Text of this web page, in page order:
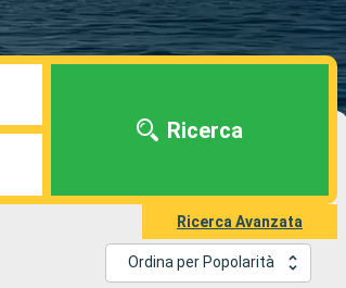
Ricerca
Ricerca Avanzata
Ordina per Popolarità